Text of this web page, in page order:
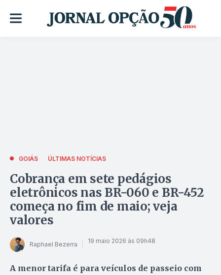
GOIÁS ÚLTIMAS NOTÍCIAS
Cobrança em sete pedágios
eletrônicos nas BR-060 e BR-452
começa no fim de maio; veja
valores
Raphael Bezerra 19 maio 2026 às 09h48
A menor tarifa é para veículos de passeio com